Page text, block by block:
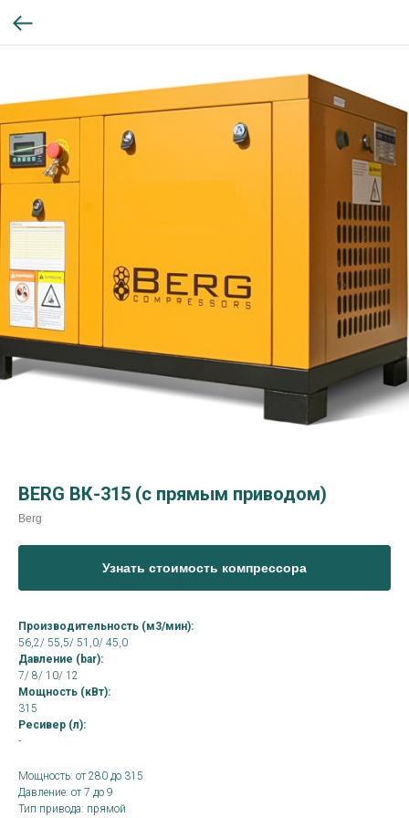
BERG ВК-315 (с прямым приводом)
Berg
Узнать стоимость компрессора
Производительность (м3/мин):
56,2/ 55,5/ 51,0/ 45,0
Давление (bar):
7/ 8/ 10/ 12
Мощность (кВт):
315
Ресивер (л):
-
Мощность: от 280 до 315
Давление: от 7 до 9
Тип привода: прямой